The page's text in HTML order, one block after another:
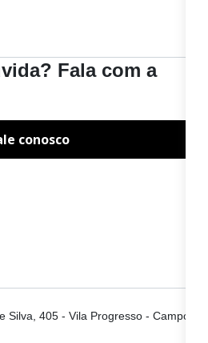
Fala com a
conosco
Silva, 405 - Vila Progresso - Campo